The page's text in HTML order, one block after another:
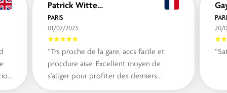
Patrick Wittevrouw
PARIS
01/07/2023
“Trs proche de la gare, accs facile et
procdure aise. Excellent moyen de
s'allger pour profiter des derniers
instants.“
20/